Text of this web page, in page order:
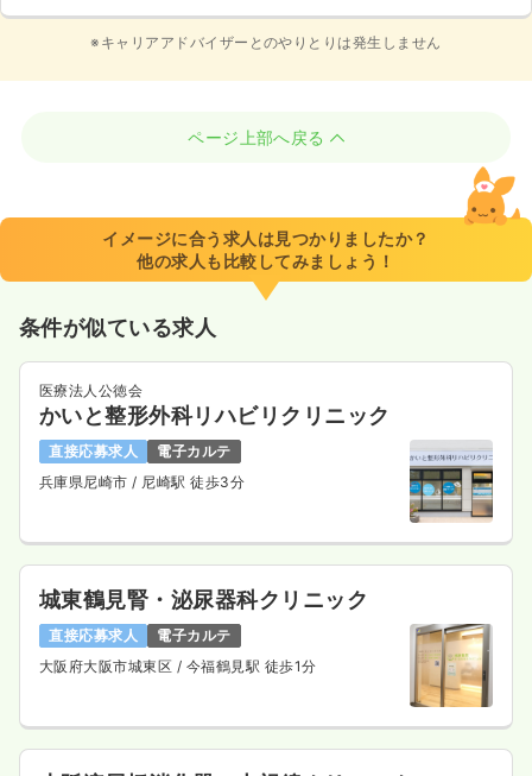
※キャリアアドバイザーとのやりとりは発生しません
ページ上部へ戻る
イメージに合う求人は見つかりましたか？
他の求人も比較してみましょう！
条件が似ている求人
医療法人公徳会
かいと整形外科リハビリクリニック
直接応募求人
電子カルテ
兵庫県尼崎市/ 尼崎駅 徒歩3分
城東鶴見腎・泌尿器科クリニック
直接応募求人
電子カルテ
大阪府大阪市城東区 / 今福鶴見駅 徒歩1分